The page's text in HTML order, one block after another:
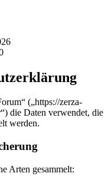
(„https://zerza-
die Daten verwendet, die
werden.
Arten gesammelt: